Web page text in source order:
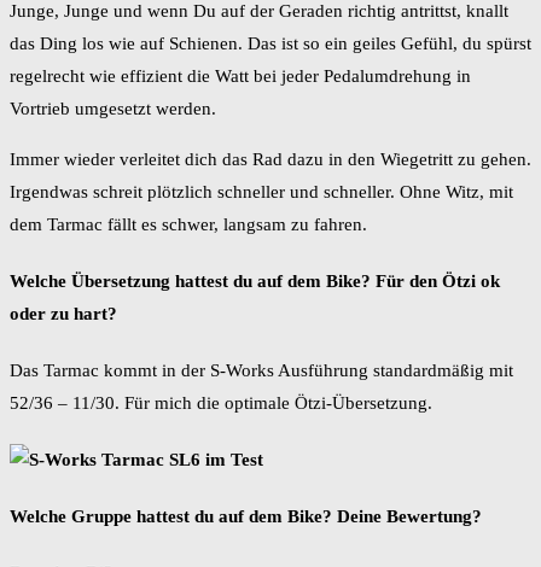
Junge, Junge und wenn Du auf der Geraden richtig antrittst, knallt
das Ding los wie auf Schienen. Das ist so ein geiles Gefühl, du spürst
regelrecht wie effizient die Watt bei jeder Pedalumdrehung in
Vortrieb umgesetzt werden.
Immer wieder verleitet dich das Rad dazu in den Wiegetritt zu gehen.
Irgendwas schreit plötzlich schneller und schneller. Ohne Witz, mit
dem Tarmac fällt es schwer, langsam zu fahren.
Welche Übersetzung hattest du auf dem Bike? Für den Ötzi ok
oder zu hart?
Das Tarmac kommt in der S-Works Ausführung standardmäßig mit
52/36 – 11/30. Für mich die optimale Ötzi-Übersetzung.
Welche Gruppe hattest du auf dem Bike? Deine Bewertung?